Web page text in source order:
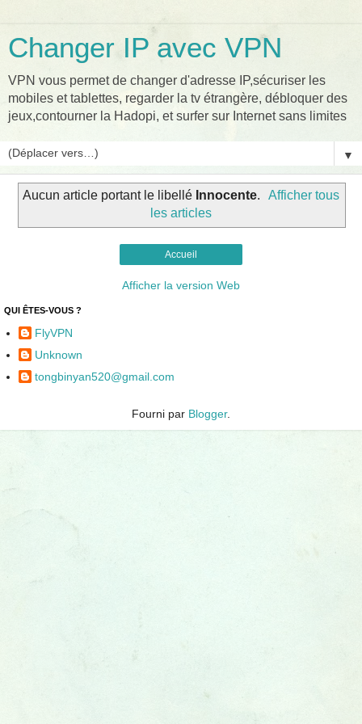
Changer IP avec VPN
VPN vous permet de changer d'adresse IP,sécuriser les
mobiles et tablettes, regarder la tv étrangère, débloquer des
jeux,contourner la Hadopi, et surfer sur Internet sans limites
▼
Aucun article portant le libellé Innocente.
Afficher tous
les articles
Accueil
Afficher la version Web
QUI ÊTES-VOUS ?
FlyVPN
Unknown
tongbinyan520@gmail.com
Fourni par Blogger.